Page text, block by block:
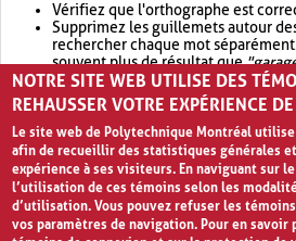
Vérifiez que l'orthographe est
Supprimez les guillemets autour
rechercher chaque mot séparément.
souvent plus de résultat que
Envisagez d'élargir votre recherche
retournera souvent plus de résultat
NOTRE SITE WEB UTILISE DES
REHAUSSER VOTRE EXPÉRIENCE
Le site web de Polytechnique Montréal
afin de recueillir des statistiques générales
expérience à ses visiteurs. En naviguant sur
l’utilisation de ces témoins selon les
d’utilisation. Vous pouvez refuser les
vos paramètres de navigation. Pour en savoir